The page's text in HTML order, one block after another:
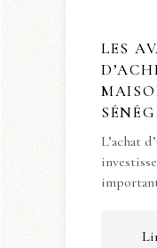
LES
L’achat